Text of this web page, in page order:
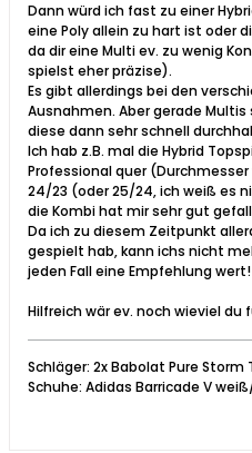
Dann würd ich fast zu einer
eine Poly allein zu hart ist oder
da dir eine Multi ev. zu wenig
spielst eher präzise).
Es gibt allerdings bei den
Ausnahmen. Aber gerade
diese dann sehr schnell
Ich hab z.B. mal die Hybrid
Professional quer
24/23 (oder 25/24, ich weiß es
die Kombi hat mir sehr gut
Da ich zu diesem Zeitpunkt
gespielt hab, kann ichs nicht
jeden Fall eine Empfehlung wert!
Hilfreich wär ev. noch wieviel du
Schläger: 2x Babolat Pure Storm
Schuhe: Adidas Barricade V